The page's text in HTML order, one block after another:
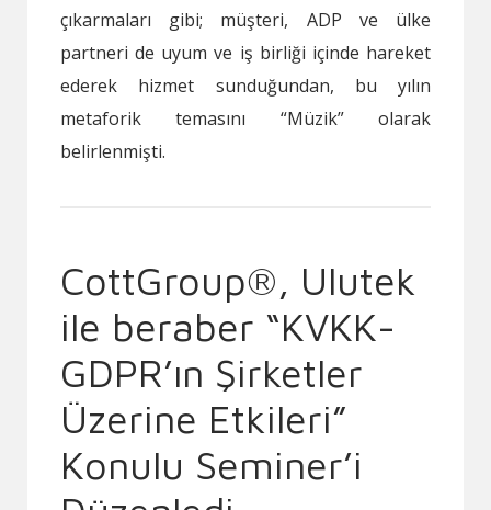
çıkarmaları gibi; müşteri, ADP ve ülke
partneri de uyum ve iş birliği içinde hareket
ederek hizmet sunduğundan, bu yılın
metaforik temasını “Müzik” olarak
belirlenmişti.
CottGroup®, Ulutek
ile beraber “KVKK-
GDPR’ın Şirketler
Üzerine Etkileri”
Konulu Seminer’i